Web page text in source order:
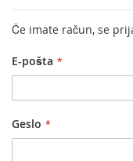
Če imate račun, se
E-pošta
Geslo